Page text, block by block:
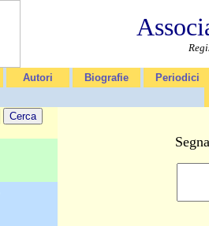
Autori Biografie Periodici